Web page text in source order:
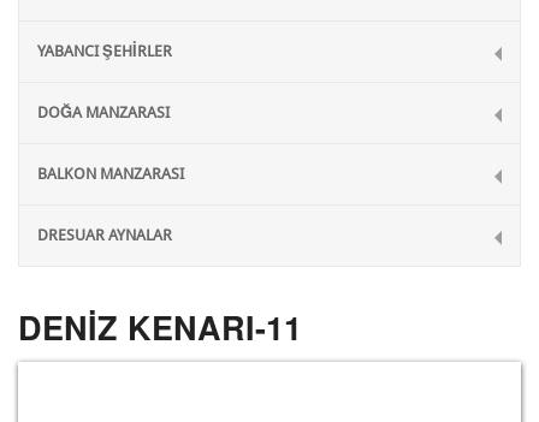
YABANCI ŞEHİRLER
DOĞA MANZARASI
BALKON MANZARASI
DRESUAR AYNALAR
DENİZ KENARI-11